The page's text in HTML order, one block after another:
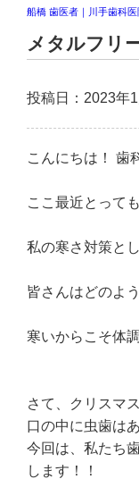
船橋 歯医者｜川手歯科
メタルフリ
投稿日：2023年1
こんにちは！ 歯
ここ最近とって
私の寒さ対策と
皆さんはどのよ
寒いからこそ体
さて、クリスマ
口の中に虫歯は
今回は、私たち
します！！